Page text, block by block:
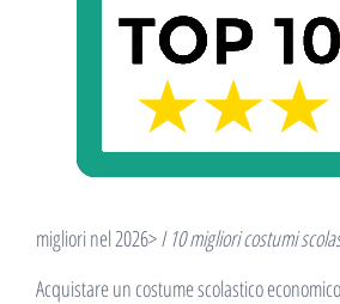
migliori nel 2026>I 10 migliori costumi
Acquistare un costume scolastico